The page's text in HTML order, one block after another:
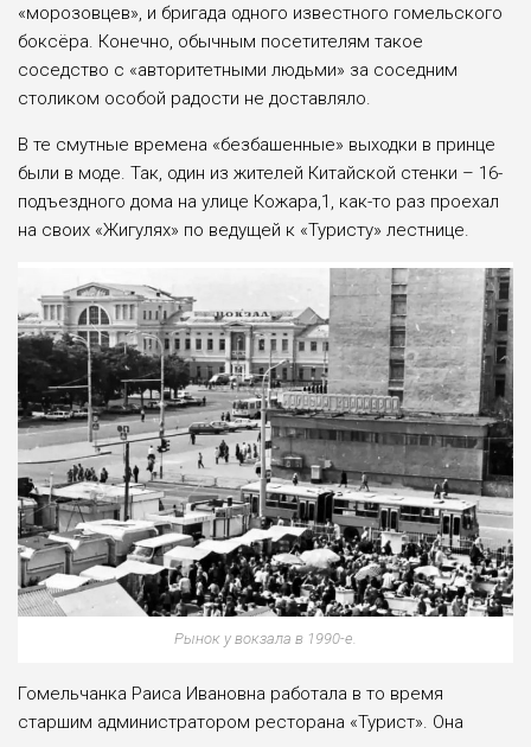
«морозовцев», и бригада одного известного гомельского
боксёра. Конечно, обычным посетителям такое
соседство с «авторитетными людьми» за соседним
столиком особой радости не доставляло.
В те смутные времена «безбашенные» выходки в принце
были в моде. Так, один из жителей Китайской стенки – 16-
подъездного дома на улице Кожара,1, как-то раз проехал
на своих «Жигулях» по ведущей к «Туристу» лестнице.
Рынок у вокзала в 1990-е.
Гомельчанка Раиса Ивановна работала в то время
старшим администратором ресторана «Турист». Она